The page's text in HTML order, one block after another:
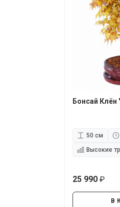
Бонсай Клён
50 см
Высокие
25 990
В